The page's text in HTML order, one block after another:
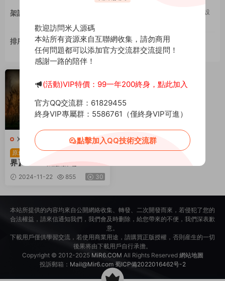
架設難
手工架設
架設工具
排序 最新 更新 推薦 下載 浏覽
評論
随機
X-新魔界
端遊服務端
原創
稀有懷舊端遊【新魔
界】Win一鍵服務端+PC客
戶端+GM命令+視頻架設教
程
2024-11-22 855 30
本站所提供的内容均來自公開網絡收集、轉發、二次開發而來，若侵犯了您的
合法權益，請來信通知我們，我們會及時删除，給您帶來的不便，我們深表歉
意。
下載用戶僅供學習交流，若使用商業用途，請購買正版授權，否則産生的一切
後果将由下載用戶自行承擔。
Copyright © 2012-2025 MiR6.COM All Rights Reserved 網站地圖
投訴郵箱： Mail@Mir6.com 蜀ICP備2022016462号-2
歡迎訪問米人源碼
本站所有資源來自互聯網收集，請勿商用
任何問題都可以添加官方交流群交流提問！
感謝一路的陪伴！
(活動)VIP特價：99一年200終身，點此加入
官方QQ交流群：61829455
終身VIP專屬群：5586761（僅終身VIP可進）
點擊加入QQ技術交流群